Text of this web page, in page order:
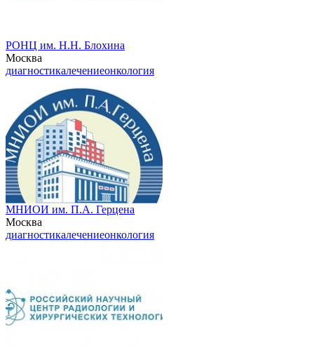
РОНЦ им. Н.Н. Блохина
Москва
диагностикалечениеонкология
МНИОИ им. П.А. Герцена
Москва
диагностикалечениеонкология